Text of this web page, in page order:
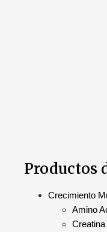
Productos
Crecimiento
Amino
Creatina